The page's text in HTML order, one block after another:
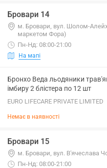
Бровари 14
м. Бровари, вул. Шолом-
маркетом Фора)
Пн-Нд: 08:00-21:00
На мапі
Бронхо Веда льодяники
імбиру 2 блістера по 12 шт
EURO LIFECARE PRIVATE LIMITED
Немає в наявності
Бровари 15
м. Бровари, вул. В'ячеслава
Пн-Нд: 08:00-21:00